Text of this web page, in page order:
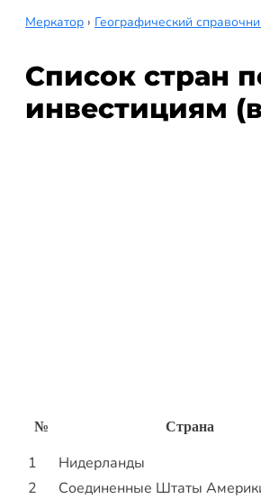
Меркатор › Географический
Список стран
инвестициям
№ Страна
1 Нидерланды
2
Соединенные Штаты